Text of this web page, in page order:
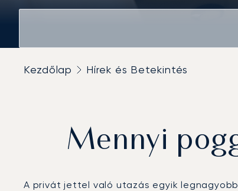
Kezdőlap Hírek és Betekintés
Mennyi
A privát jettel való utazás egyik